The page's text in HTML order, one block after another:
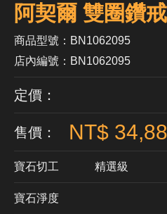
阿契爾 雙圈鑽
商品型號：BN1062095
店內編號：BN1062095
定價：
售價： NT$
寶石切工 精選級
寶石淨度